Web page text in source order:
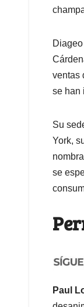
ventas
se han
Su
York,
se
Paul